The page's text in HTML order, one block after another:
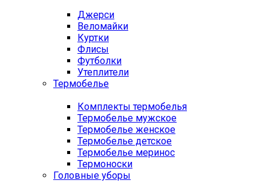
Джерси
Веломайки
Куртки
Флисы
Футболки
Утеплители
Термобелье
Комплекты термобелья
Термобелье мужское
Термобелье женское
Термобелье детское
Термобелье меринос
Термоноски
Головные уборы